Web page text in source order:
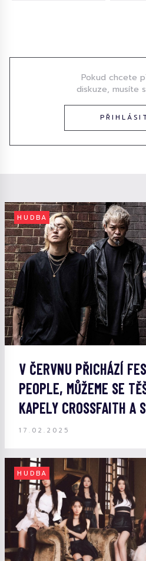
Pokud chcete
diskuze, musíte
HUDBA
V ČERVNU PŘICHÁZÍ
PEOPLE, MŮŽEME SE
KAPELY CROSSFAITH A
17.02.2025
HUDBA